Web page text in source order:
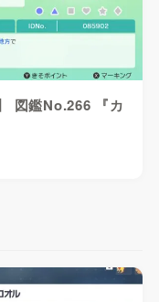
図鑑No.266 『カ